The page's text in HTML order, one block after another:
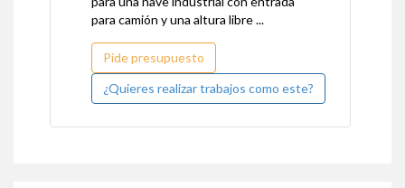
para camión y una altura libre ...
Pide presupuesto
¿Quieres realizar trabajos como este?